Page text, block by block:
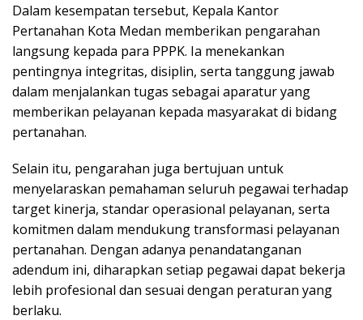
Dalam kesempatan tersebut, Kepala Kantor
Pertanahan Kota Medan memberikan pengarahan
langsung kepada para PPPK. Ia menekankan
pentingnya integritas, disiplin, serta tanggung jawab
dalam menjalankan tugas sebagai aparatur yang
memberikan pelayanan kepada masyarakat di bidang
pertanahan.
Selain itu, pengarahan juga bertujuan untuk
menyelaraskan pemahaman seluruh pegawai terhadap
target kinerja, standar operasional pelayanan, serta
komitmen dalam mendukung transformasi pelayanan
pertanahan. Dengan adanya penandatanganan
adendum ini, diharapkan setiap pegawai dapat bekerja
lebih profesional dan sesuai dengan peraturan yang
berlaku.